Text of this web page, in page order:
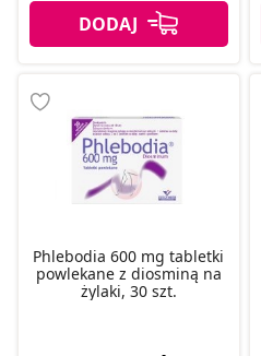
Phlebodia 600 mg tabletki
powlekane z diosminą na
żylaki, 30 szt.